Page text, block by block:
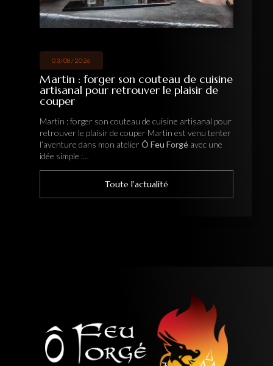
03/08/2026
Martin : forger son couteau de cuisine
artisanal pour retrouver le plaisir de
couper
Martin : forger son couteau de cuisine artisanal pour
retrouver le plaisir de couper Martin est venu tenter
l’aventure dans mon atelierÔ Feu Forgé avec une
idée simple :…
Toute l'actualité